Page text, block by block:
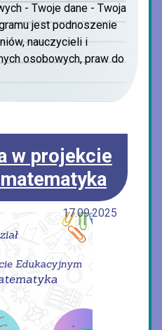
- Twoje dane - Twoja
jest podnoszenie
nauczycieli i
osobowych, praw do
w projekcie
17.09.2025